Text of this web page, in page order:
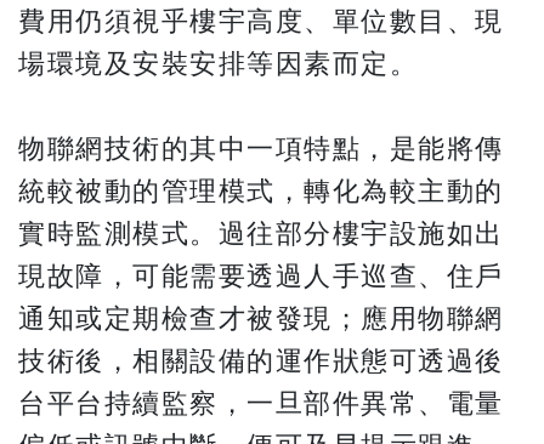
費用仍須視乎樓宇高度、單位數目、現
場環境及安裝安排等因素而定。
物聯網技術的其中一項特點，是能將傳
統較被動的管理模式，轉化為較主動的
實時監測模式。過往部分樓宇設施如出
現故障，可能需要透過人手巡查、住戶
通知或定期檢查才被發現；應用物聯網
技術後，相關設備的運作狀態可透過後
台平台持續監察，一旦部件異常、電量